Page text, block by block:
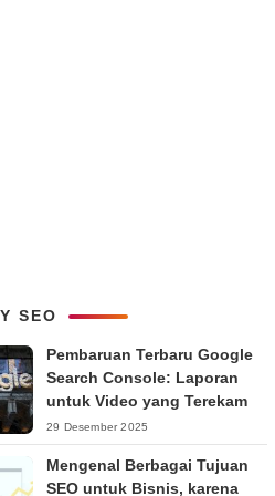
SEO
Pembaruan Terbaru Google
Search Console: Laporan
untuk Video yang Terekam
29 Desember 2025
Mengenal Berbagai Tujuan
SEO untuk Bisnis, karena